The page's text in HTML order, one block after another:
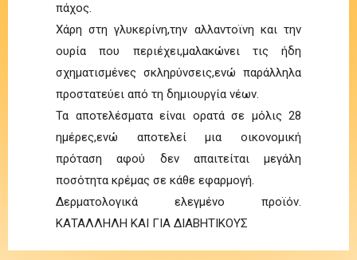
πάχος.
Χάρη στη γλυκερίνη,την αλλαντοϊνη και την
ουρία που περιέχει,μαλακώνει τις ήδη
σχηματισμένες σκληρύνσεις,ενώ παράλληλα
προστατεύει από τη δημιουργία νέων.
Τα αποτελέσματα είναι ορατά σε μόλις 28
ημέρες,ενώ αποτελεί μια οικονομική
πρόταση αφού δεν απαιτείται μεγάλη
ποσότητα κρέμας σε κάθε εφαρμογή.
Δερματολογικά ελεγμένο προϊόν.
ΚΑΤΑΛΛΗΛΗ ΚΑΙ ΓΙΑ ΔΙΑΒΗΤΙΚΟΥΣ